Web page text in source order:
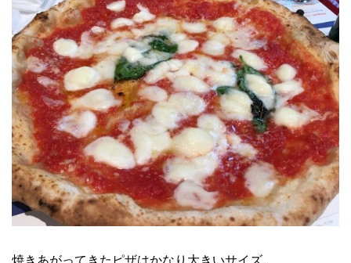
焼きあがってきたピザはかなり大きいサイズ。